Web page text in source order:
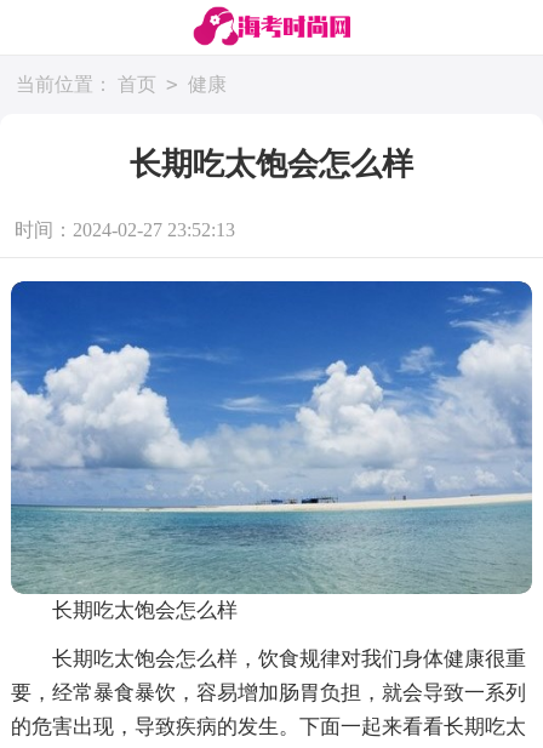
当前位置： 首页 > 健康
长期吃太饱会怎么样
时间：2024-02-27 23:52:13
长期吃太饱会怎么样
长期吃太饱会怎么样，饮食规律对我们身体健康很重
要，经常暴食暴饮，容易增加肠胃负担，就会导致一系列
的危害出现，导致疾病的发生。下面一起来看看长期吃太